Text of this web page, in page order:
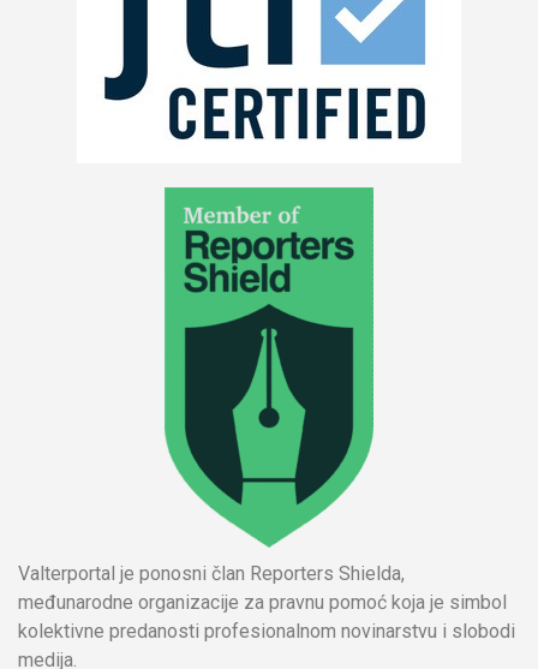
Valterportal je ponosni član Reporters Shielda,
međunarodne organizacije za pravnu pomoć koja je simbol
kolektivne predanosti profesionalnom novinarstvu i slobodi
medija.